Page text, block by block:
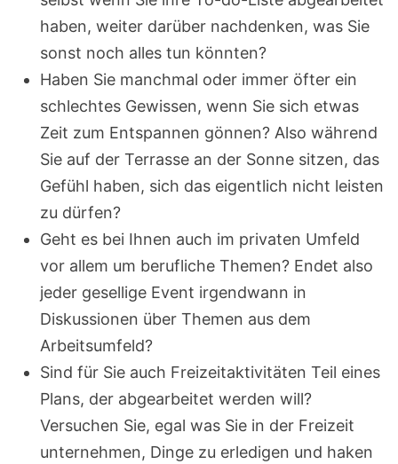
haben, weiter darüber nachdenken, was Sie
sonst noch alles tun könnten?
Haben Sie manchmal oder immer öfter ein
schlechtes Gewissen, wenn Sie sich etwas
Zeit zum Entspannen gönnen? Also während
Sie auf der Terrasse an der Sonne sitzen, das
Gefühl haben, sich das eigentlich nicht leisten
zu dürfen?
Geht es bei Ihnen auch im privaten Umfeld
vor allem um berufliche Themen? Endet also
jeder gesellige Event irgendwann in
Diskussionen über Themen aus dem
Arbeitsumfeld?
Sind für Sie auch Freizeitaktivitäten Teil eines
Plans, der abgearbeitet werden will?
Versuchen Sie, egal was Sie in der Freizeit
unternehmen, Dinge zu erledigen und haken